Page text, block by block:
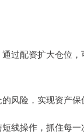
过配资扩大仓位
风险，实现资产保
线操作，抓住每一